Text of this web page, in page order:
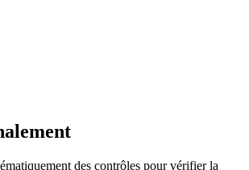
des contrôles pour vérifier la